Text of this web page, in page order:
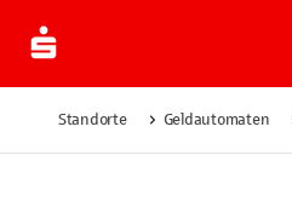
Standorte Geldautomaten